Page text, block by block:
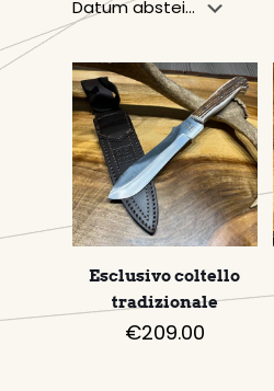
Esclusivo coltello
tradizionale
€209.00